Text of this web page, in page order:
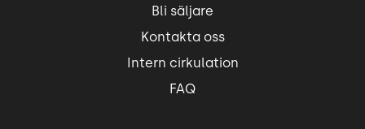
Bli säljare
Kontakta oss
Intern cirkulation
FAQ